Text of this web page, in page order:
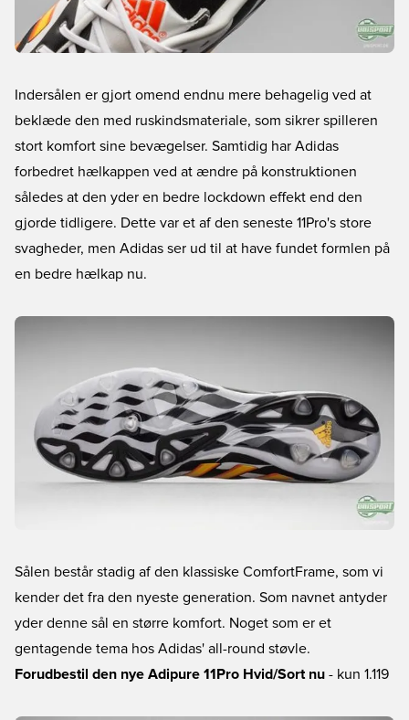
Indersålen er gjort omend endnu mere behagelig ved at
beklæde den med ruskindsmateriale, som sikrer spilleren
stort komfort sine bevægelser. Samtidig har Adidas
forbedret hælkappen ved at ændre på konstruktionen
således at den yder en bedre lockdown effekt end den
gjorde tidligere. Dette var et af den seneste 11Pro's store
svagheder, men Adidas ser ud til at have fundet formlen på
en bedre hælkap nu.
Sålen består stadig af den klassiske ComfortFrame, som vi
kender det fra den nyeste generation. Som navnet antyder
yder denne sål en større komfort. Noget som er et
gentagende tema hos Adidas' all-round støvle.
Forudbestil den nye Adipure 11Pro Hvid/Sort nu - kun 1.119